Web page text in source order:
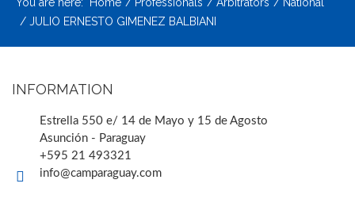
JULIO ERNESTO GIMENEZ BALBIANI
INFORMATION
Estrella 550 e/ 14 de Mayo y 15 de Agosto
Asunción - Paraguay
+595 21 493321
info@camparaguay.com